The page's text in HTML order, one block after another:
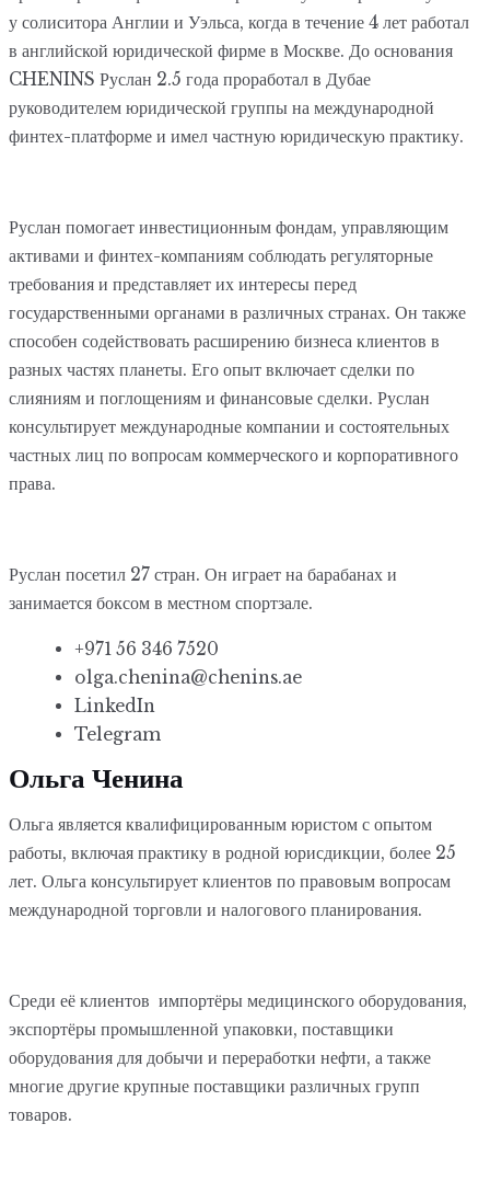
у солиситора Англии и Уэльса, когда в течение 4 лет работал
в английской юридической фирме в Москве. До основания
CHENINS Руслан 2.5 года проработал в Дубае
руководителем юридической группы на международной
финтех-платформе и имел частную юридическую практику.
Руслан помогает инвестиционным фондам, управляющим
активами и финтех-компаниям соблюдать регуляторные
требования и представляет их интересы перед
государственными органами в различных странах. Он также
способен содействовать расширению бизнеса клиентов в
разных частях планеты. Его опыт включает сделки по
слияниям и поглощениям и финансовые сделки. Руслан
консультирует международные компании и состоятельных
частных лиц по вопросам коммерческого и корпоративного
права.
Руслан посетил 27 стран. Он играет на барабанах и
занимается боксом в местном спортзале.
+971 56 346 7520
olga.chenina@chenins.ae
LinkedIn
Telegram
Ольга Ченина
Ольга является квалифицированным юристом с опытом
работы, включая практику в родной юрисдикции, более 25
лет. Ольга консультирует клиентов по правовым вопросам
международной торговли и налогового планирования.
Среди её клиентов импортёры медицинского оборудования,
экспортёры промышленной упаковки, поставщики
оборудования для добычи и переработки нефти, а также
многие другие крупные поставщики различных групп
товаров.